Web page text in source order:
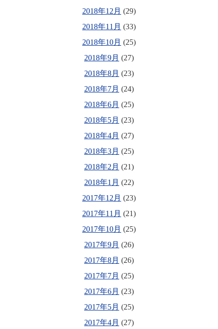
2018年12月 (29)
2018年11月 (33)
2018年10月 (25)
2018年9月 (27)
2018年8月 (23)
2018年7月 (24)
2018年6月 (25)
2018年5月 (23)
2018年4月 (27)
2018年3月 (25)
2018年2月 (21)
2018年1月 (22)
2017年12月 (23)
2017年11月 (21)
2017年10月 (25)
2017年9月 (26)
2017年8月 (26)
2017年7月 (25)
2017年6月 (23)
2017年5月 (25)
2017年4月 (27)